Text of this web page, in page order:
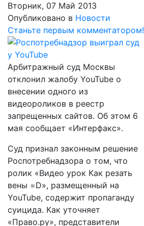
Вторник, 07 Май 2013
Опубликовано в Новости
Станьте первым комментатором!
Арбитражный суд Москвы
отклонил жалобу YouTube о
внесении одного из
видеороликов в реестр
запрещенных сайтов. Об этом 6
мая сообщает «Интерфакс».
Суд признал законным решение
Роспотребнадзора о том, что
ролик «Видео урок Как резать
вены =D», размещенный на
YouTube, содержит пропаганду
суицида. Как уточняет
«Право.ру», представители